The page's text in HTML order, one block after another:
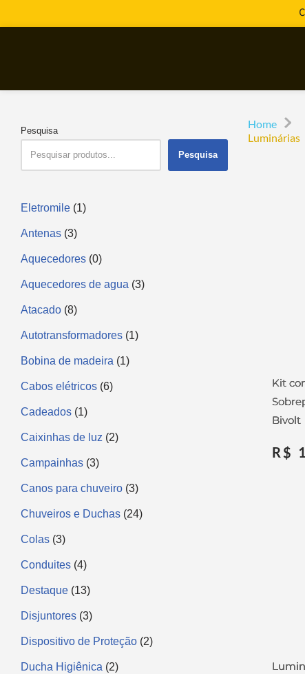
Pesquisa
Pesquisa
Eletromile 1
Antenas 3
Aquecedores 0
Aquecedores de agua 3
Atacado 8
Autotransformadores 1
Bobina de madeira 1
Cabos elétricos 6
Cadeados 1
Caixinhas de luz 2
Campainhas 3
Canos para chuveiro 3
Chuveiros e Duchas 24
Colas 3
Conduites 4
Destaque 13
Disjuntores 3
Dispositivo de Proteção 2
Ducha Higiênica 2
Home
Luminárias
Kit
Bivolt
R$